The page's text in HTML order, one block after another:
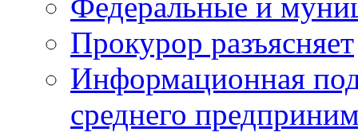
Федеральные и
Прокурор разъясняет
Информационная
среднего